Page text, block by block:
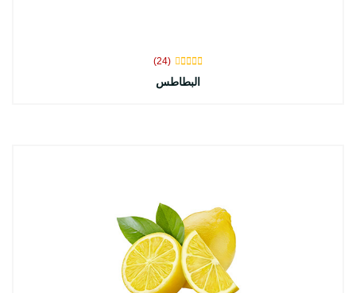
(24)
البطاطس